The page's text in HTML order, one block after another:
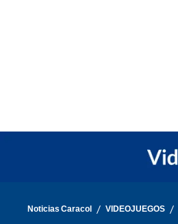
Noticias Caracol / VIDEOJUEGOS /